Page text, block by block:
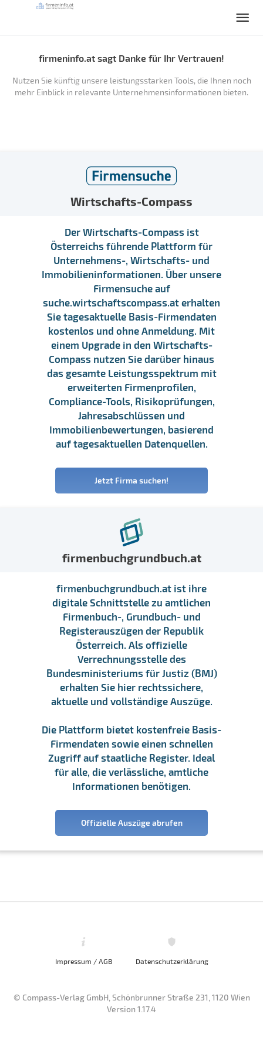
firmeninfo.at sagt Danke für Ihr Vertrauen!
Nutzen Sie künftig unsere leistungsstarken Tools, die Ihnen noch
mehr Einblick in relevante Unternehmensinformationen bieten.
Wirtschafts-Compass
Der Wirtschafts-Compass ist
Österreichs führende Plattform für
Unternehmens-, Wirtschafts- und
Immobilieninformationen. Über unsere
Firmensuche auf
suche.wirtschaftscompass.at erhalten
Sie tagesaktuelle Basis-Firmendaten
kostenlos und ohne Anmeldung. Mit
einem Upgrade in den Wirtschafts-
Compass nutzen Sie darüber hinaus
das gesamte Leistungsspektrum mit
erweiterten Firmenprofilen,
Compliance-Tools, Risikoprüfungen,
Jahresabschlüssen und
Immobilienbewertungen, basierend
auf tagesaktuellen Datenquellen.
Jetzt Firma suchen!
firmenbuchgrundbuch.at
firmenbuchgrundbuch.at ist ihre
digitale Schnittstelle zu amtlichen
Firmenbuch-, Grundbuch- und
Registerauszügen der Republik
Österreich. Als offizielle
Verrechnungsstelle des
Bundesministeriums für Justiz (BMJ)
erhalten Sie hier rechtssichere,
aktuelle und vollständige Auszüge.
Die Plattform bietet kostenfreie Basis-
Firmendaten sowie einen schnellen
Zugriff auf staatliche Register. Ideal
für alle, die verlässliche, amtliche
Informationen benötigen.
Offizielle Auszüge abrufen
Impressum / AGB Datenschutzerklärung
© Compass-Verlag GmbH, Schönbrunner Straße 231, 1120 Wien
Version 1.17.4